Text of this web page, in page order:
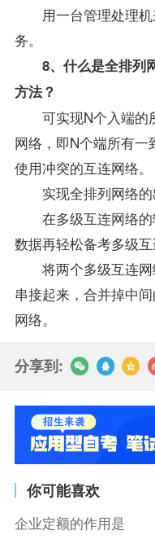
用一台管理处理机
务。
8、什么是全排列
方法？
可实现N个入端的
网络，即N个端所有
使用冲突的互连网络。
实现全排列网络的
在多级互连网络的
数据再轻松备考多级互
将两个多级互连网
串接起来，合并掉中
网络。
分享到:
你可能喜欢
企业定额的作用是